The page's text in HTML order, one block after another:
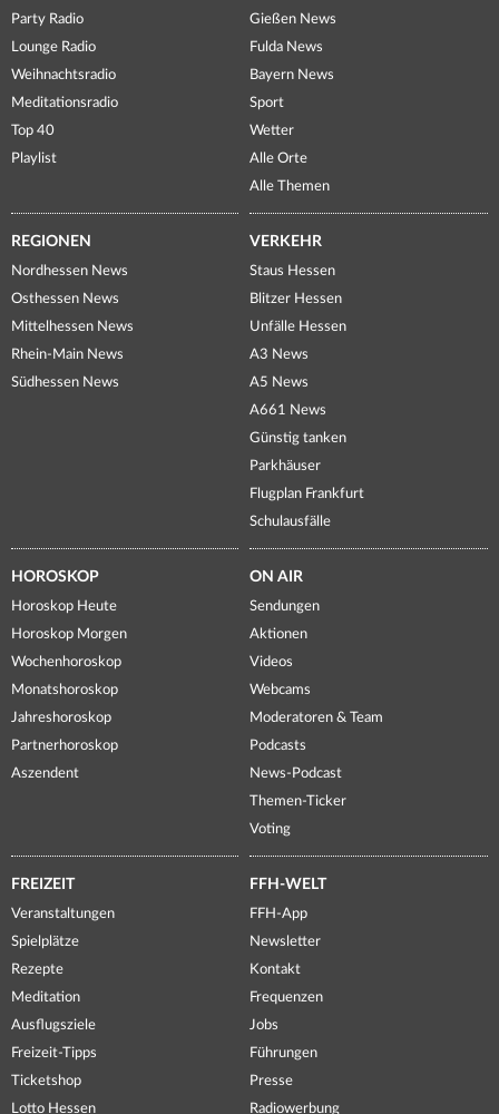
Party Radio
Lounge Radio
Weihnachtsradio
Meditationsradio
Top 40
Playlist
Gießen News
Fulda News
Bayern News
Sport
Wetter
Alle Orte
Alle Themen
REGIONEN
Nordhessen News
Osthessen News
Mittelhessen News
Rhein-Main News
Südhessen News
VERKEHR
Staus Hessen
Blitzer Hessen
Unfälle Hessen
A3 News
A5 News
A661 News
Günstig tanken
Parkhäuser
Flugplan Frankfurt
Schulausfälle
HOROSKOP
Horoskop Heute
Horoskop Morgen
Wochenhoroskop
Monatshoroskop
Jahreshoroskop
Partnerhoroskop
Aszendent
ON AIR
Sendungen
Aktionen
Videos
Webcams
Moderatoren & Team
Podcasts
News-Podcast
Themen-Ticker
Voting
FREIZEIT
Veranstaltungen
Spielplätze
Rezepte
Meditation
Ausflugsziele
Freizeit-Tipps
Ticketshop
Lotto Hessen
FFH-WELT
FFH-App
Newsletter
Kontakt
Frequenzen
Jobs
Führungen
Presse
Radiowerbung